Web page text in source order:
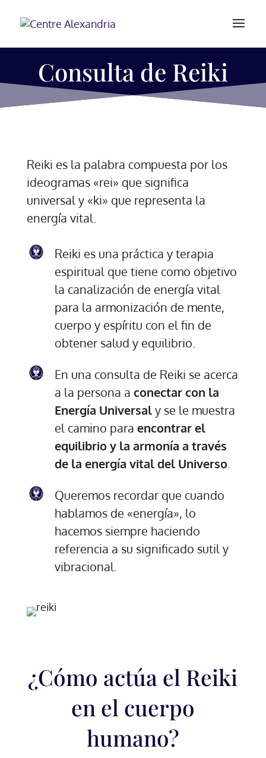
Consulta de Reiki
Reiki es la palabra compuesta por los
ideogramas «rei» que significa
universal y «ki» que representa la
energía vital.
Reiki es una práctica y terapia
espiritual que tiene como objetivo
la canalización de energía vital
para la armonización de mente,
cuerpo y espíritu con el fin de
obtener salud y equilibrio.
En una consulta de Reiki se acerca
a la persona a conectar con la
Energía Universaly se le muestra
el camino para encontrar el
equilibrio y la armonía a través
de la energía vital del Universo.
Queremos recordar que cuando
hablamos de «energía», lo
hacemos siempre haciendo
referencia a su significado sutil y
vibracional.
¿Cómo actúa el Reiki
en el cuerpo
humano?